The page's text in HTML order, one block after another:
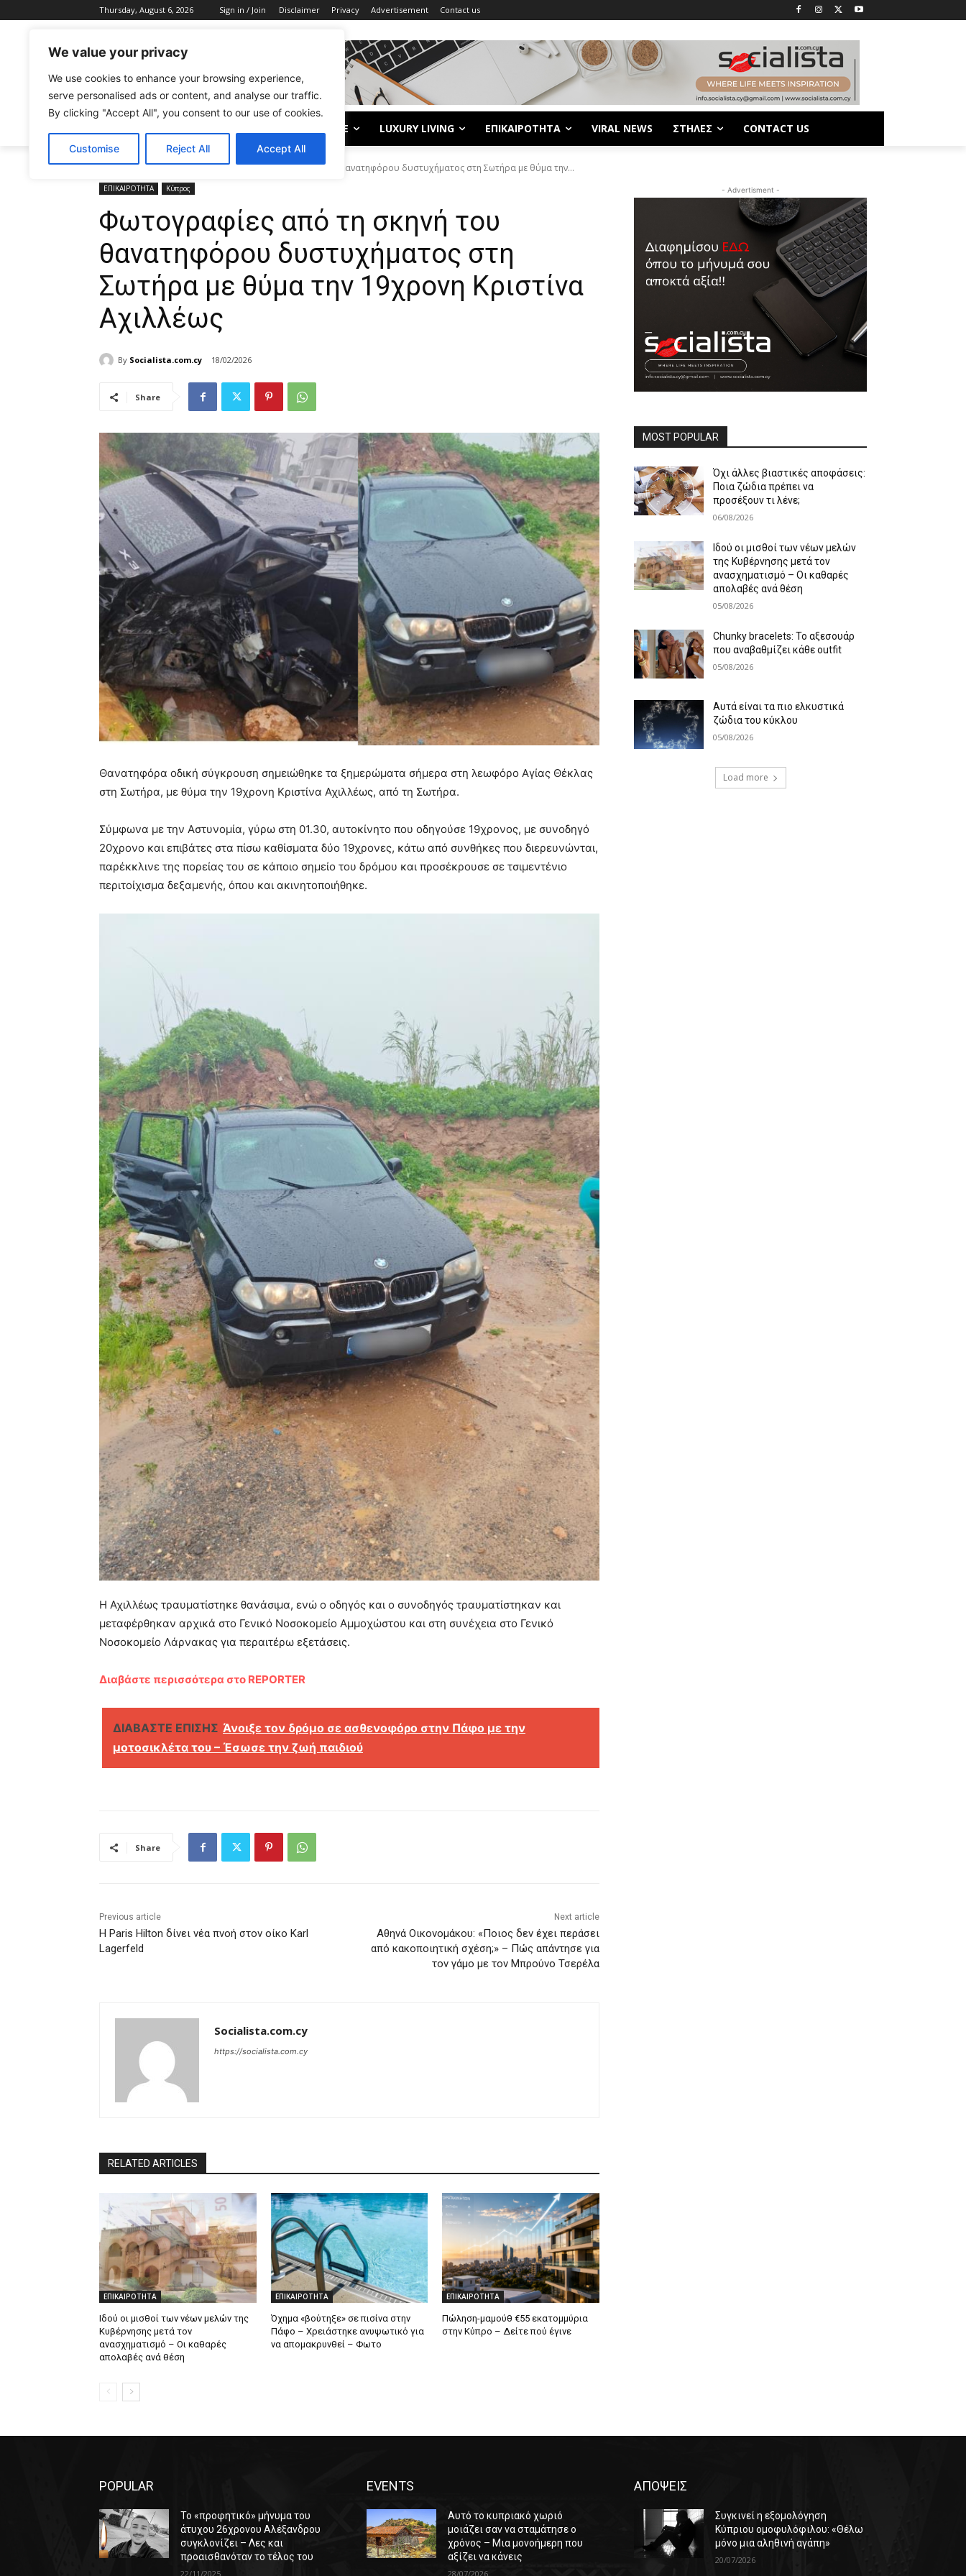
We value your privacy
We use cookies to enhance your browsing experience,
serve personalised ads or content, and analyse our traffic.
By clicking "Accept All", you consent to our use of cookies.
Customise Reject All Accept All
Thursday, August 6, 2026 Sign in / Join Disclaimer Privacy Advertisement Contact us
LIFE LUXURY LIVING ΕΠΙΚΑΙΡΟΤΗΤΑ VIRAL NEWS ΣΤΗΛΕΣ CONTACT US
Home ΕΠΙΚΑΙΡΟΤΗΤΑ Φωτογραφίες από τη σκηνή του θανατηφόρου δυστυχήματος στη Σωτήρα με θύμα την...
ΕΠΙΚΑΙΡΟΤΗΤΑ Κύπρος
Φωτογραφίες από τη σκηνή του
θανατηφόρου δυστυχήματος στη
Σωτήρα με θύμα την 19χρονη Κριστίνα
Αχιλλέως
By Socialista.com.cy 18/02/2026
Share
Θανατηφόρα οδική σύγκρουση σημειώθηκε τα ξημερώματα σήμερα στη λεωφόρο Αγίας Θέκλας
στη Σωτήρα, με θύμα την 19χρονη Κριστίνα Αχιλλέως, από τη Σωτήρα.
Σύμφωνα με την Αστυνομία, γύρω στη 01.30, αυτοκίνητο που οδηγούσε 19χρονος, με συνοδηγό
20χρονο και επιβάτες στα πίσω καθίσματα δύο 19χρονες, κάτω από συνθήκες που διερευνώνται,
παρέκκλινε της πορείας του σε κάποιο σημείο του δρόμου και προσέκρουσε σε τσιμεντένιο
περιτοίχισμα δεξαμενής, όπου και ακινητοποιήθηκε.
Η Αχιλλέως τραυματίστηκε θανάσιμα, ενώ ο οδηγός και ο συνοδηγός τραυματίστηκαν και
μεταφέρθηκαν αρχικά στο Γενικό Νοσοκομείο Αμμοχώστου και στη συνέχεια στο Γενικό
Νοσοκομείο Λάρνακας για περαιτέρω εξετάσεις.
Διαβάστε περισσότερα στο REPORTER
ΔΙΑΒΑΣΤΕ ΕΠΙΣΗΣ Άνοιξε τον δρόμο σε ασθενοφόρο στην Πάφο με την
μοτοσικλέτα του – Έσωσε την ζωή παιδιού
Share
Previous article
Η Paris Hilton δίνει νέα πνοή στον οίκο Karl
Lagerfeld
Next article
Αθηνά Οικονομάκου: «Ποιος δεν έχει περάσει
από κακοποιητική σχέση;» – Πώς απάντησε για
τον γάμο με τον Μπρούνο Τσερέλα
Socialista.com.cy
https://socialista.com.cy
RELATED ARTICLES
ΕΠΙΚΑΙΡΟΤΗΤΑ
Ιδού οι μισθοί των νέων μελών της
Κυβέρνησης μετά τον
ανασχηματισμό – Οι καθαρές
απολαβές ανά θέση
ΕΠΙΚΑΙΡΟΤΗΤΑ
Όχημα «βούτηξε» σε πισίνα στην
Πάφο – Χρειάστηκε ανυψωτικό για
να απομακρυνθεί – Φωτο
ΕΠΙΚΑΙΡΟΤΗΤΑ
Πώληση-μαμούθ €55 εκατομμύρια
στην Κύπρο – Δείτε πού έγινε
- Advertisment -
MOST POPULAR
Όχι άλλες βιαστικές αποφάσεις:
Ποια ζώδια πρέπει να
προσέξουν τι λένε;
06/08/2026
Ιδού οι μισθοί των νέων μελών
της Κυβέρνησης μετά τον
ανασχηματισμό – Οι καθαρές
απολαβές ανά θέση
05/08/2026
Chunky bracelets: Το αξεσουάρ
που αναβαθμίζει κάθε outfit
05/08/2026
Αυτά είναι τα πιο ελκυστικά
ζώδια του κύκλου
05/08/2026
Load more
POPULAR
Το «προφητικό» μήνυμα του
άτυχου 26χρονου Αλέξανδρου
συγκλονίζει – Λες και
προαισθανόταν το τέλος του
22/11/2025
EVENTS
Αυτό το κυπριακό χωριό
μοιάζει σαν να σταμάτησε ο
χρόνος – Μια μονοήμερη που
αξίζει να κάνεις
28/07/2026
ΑΠΟΨΕΙΣ
Συγκινεί η εξομολόγηση
Κύπριου ομοφυλόφιλου: «Θέλω
μόνο μια αληθινή αγάπη»
20/07/2026